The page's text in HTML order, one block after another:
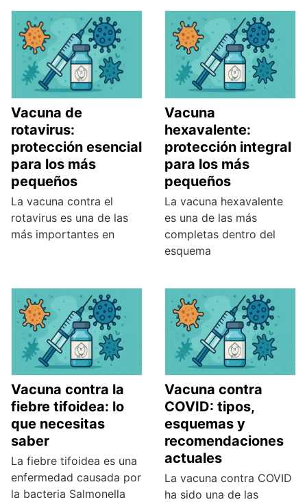
Vacuna de
rotavirus:
protección esencial
para los más
pequeños
La vacuna contra el
rotavirus es una de las
más importantes en
Vacuna
hexavalente:
protección integral
para los más
pequeños
La vacuna hexavalente
es una de las más
completas dentro del
esquema
Vacuna contra la
fiebre tifoidea: lo
que necesitas
saber
La fiebre tifoidea es una
enfermedad causada por
la bacteria Salmonella
Vacuna contra
COVID: tipos,
esquemas y
recomendaciones
actuales
La vacuna contra COVID
ha sido una de las